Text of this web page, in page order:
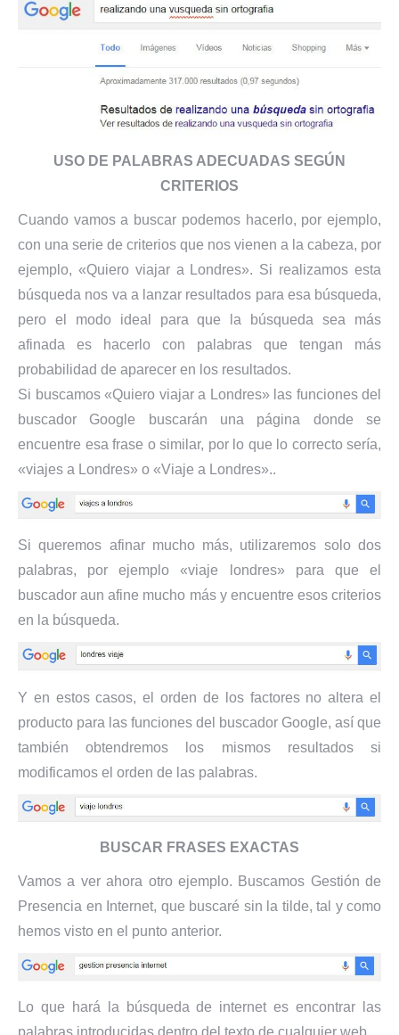
USO DE PALABRAS ADECUADAS SEGÚN
CRITERIOS
Cuando vamos a buscar podemos hacerlo, por ejemplo,
con una serie de criterios que nos vienen a la cabeza, por
ejemplo, «Quiero viajar a Londres». Si realizamos esta
búsqueda nos va a lanzar resultados para esa búsqueda,
pero el modo ideal para que la búsqueda sea más
afinada es hacerlo con palabras que tengan más
probabilidad de aparecer en los resultados.
Si buscamos «Quiero viajar a Londres» las funciones del
buscador Google buscarán una página donde se
encuentre esa frase o similar, por lo que lo correcto sería,
«viajes a Londres» o «Viaje a Londres»..
Si queremos afinar mucho más, utilizaremos solo dos
palabras, por ejemplo «viaje londres» para que el
buscador aun afine mucho más y encuentre esos criterios
en la búsqueda.
Y en estos casos, el orden de los factores no altera el
producto para las funciones del buscador Google, así que
también obtendremos los mismos resultados si
modificamos el orden de las palabras.
BUSCAR FRASES EXACTAS
Vamos a ver ahora otro ejemplo. Buscamos Gestión de
Presencia en Internet, que buscaré sin la tilde, tal y como
hemos visto en el punto anterior.
Lo que hará la búsqueda de internet es encontrar las
palabras introducidas dentro del texto de cualquier web.